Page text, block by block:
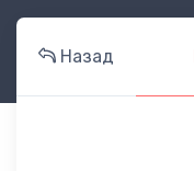
Назад